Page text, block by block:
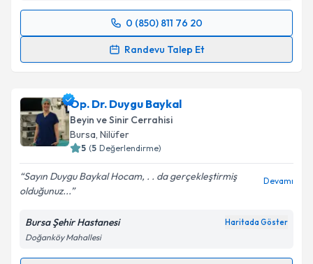
Takvim Talebini Gönder
0 (850) 811 76 20
Randevu Talep Et
Randevu Takvimi Talebi
almanız için bir takvim hazırlandığında e-posta ile
bilgilendireceğiz.
E-posta Adresiniz
Metni'ni okudum ve kişisel verilerimin belirtilen
kapsamda işlenmesini kabul ediyorum.
Op. Dr. Duygu Baykal
Beyin ve Sinir Cerrahisi
Bursa, Nilüfer
5 (5 Değerlendirme)
Sayın Duygu Baykal Hocam, . . da gerçekleştirmiş
olduğunuz...
Devamı
Bursa Şehir Hastanesi Haritada Göster
Doğanköy Mahallesi